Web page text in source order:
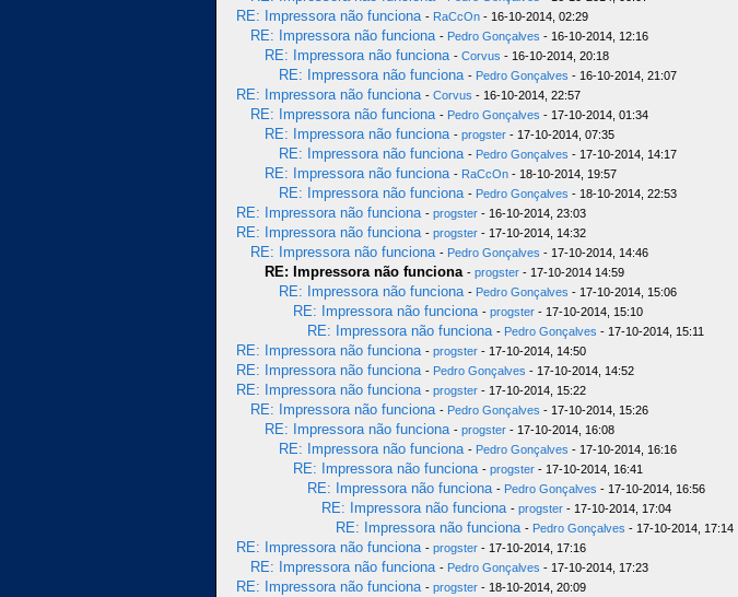
RE: Impressora não funciona - RaCcOn - 16-10-2014, 02:29
RE: Impressora não funciona - Pedro Gonçalves - 16-10-2014, 12:16
RE: Impressora não funciona - Corvus - 16-10-2014, 20:18
RE: Impressora não funciona - Pedro Gonçalves - 16-10-2014, 21:07
RE: Impressora não funciona - Corvus - 16-10-2014, 22:57
RE: Impressora não funciona - Pedro Gonçalves - 17-10-2014, 01:34
RE: Impressora não funciona - progster - 17-10-2014, 07:35
RE: Impressora não funciona - Pedro Gonçalves - 17-10-2014, 14:17
RE: Impressora não funciona - RaCcOn - 18-10-2014, 19:57
RE: Impressora não funciona - Pedro Gonçalves - 18-10-2014, 22:53
RE: Impressora não funciona - progster - 16-10-2014, 23:03
RE: Impressora não funciona - progster - 17-10-2014, 14:32
RE: Impressora não funciona - Pedro Gonçalves - 17-10-2014, 14:46
RE: Impressora não funciona - progster - 17-10-2014 14:59
RE: Impressora não funciona - Pedro Gonçalves - 17-10-2014, 15:06
RE: Impressora não funciona - progster - 17-10-2014, 15:10
RE: Impressora não funciona - Pedro Gonçalves - 17-10-2014, 15:11
RE: Impressora não funciona - progster - 17-10-2014, 14:50
RE: Impressora não funciona - Pedro Gonçalves - 17-10-2014, 14:52
RE: Impressora não funciona - progster - 17-10-2014, 15:22
RE: Impressora não funciona - Pedro Gonçalves - 17-10-2014, 15:26
RE: Impressora não funciona - progster - 17-10-2014, 16:08
RE: Impressora não funciona - Pedro Gonçalves - 17-10-2014, 16:16
RE: Impressora não funciona - progster - 17-10-2014, 16:41
RE: Impressora não funciona - Pedro Gonçalves - 17-10-2014, 16:56
RE: Impressora não funciona - progster - 17-10-2014, 17:04
RE: Impressora não funciona - Pedro Gonçalves - 17-10-2014, 17:14
RE: Impressora não funciona - progster - 17-10-2014, 17:16
RE: Impressora não funciona - Pedro Gonçalves - 17-10-2014, 17:23
RE: Impressora não funciona - progster - 18-10-2014, 20:09